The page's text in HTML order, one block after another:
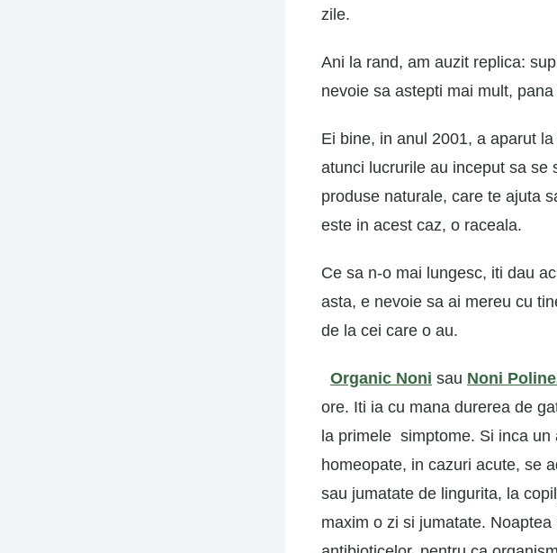
zile.
Ani la rand, am auzit replica:
nevoie sa astepti mai mult,
Ei bine, in anul 2001, a aparut
atunci lucrurile au inceput sa se
produse naturale, care te ajuta
este in acest caz, o raceala.
Ce sa n-o mai lungesc, iti dau
asta, e nevoie sa ai mereu cu
de la cei care o au.
Organic Noni sau Noni
ore. Iti ia cu mana durerea de
la primele simptome. Si inca
homeopate, in cazuri acute, se
sau jumatate de lingurita, la
maxim o zi si jumatate.